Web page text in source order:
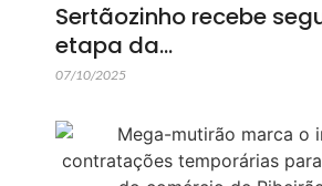
Sertãozinho recebe
etapa da…
07/10/2025